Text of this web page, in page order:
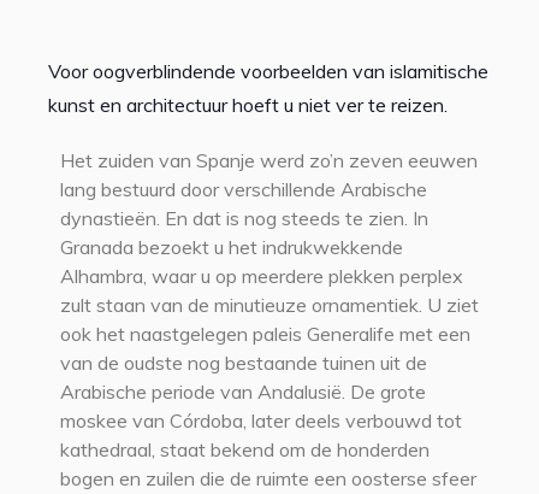
Voor oogverblindende voorbeelden van islamitische
kunst en architectuur hoeft u niet ver te reizen.
Het zuiden van Spanje werd zo’n zeven eeuwen
lang bestuurd door verschillende Arabische
dynastieën. En dat is nog steeds te zien. In
Granada bezoekt u het indrukwekkende
Alhambra, waar u op meerdere plekken perplex
zult staan van de minutieuze ornamentiek. U ziet
ook het naastgelegen paleis Generalife met een
van de oudste nog bestaande tuinen uit de
Arabische periode van Andalusië. De grote
moskee van Córdoba, later deels verbouwd tot
kathedraal, staat bekend om de honderden
bogen en zuilen die de ruimte een oosterse sfeer